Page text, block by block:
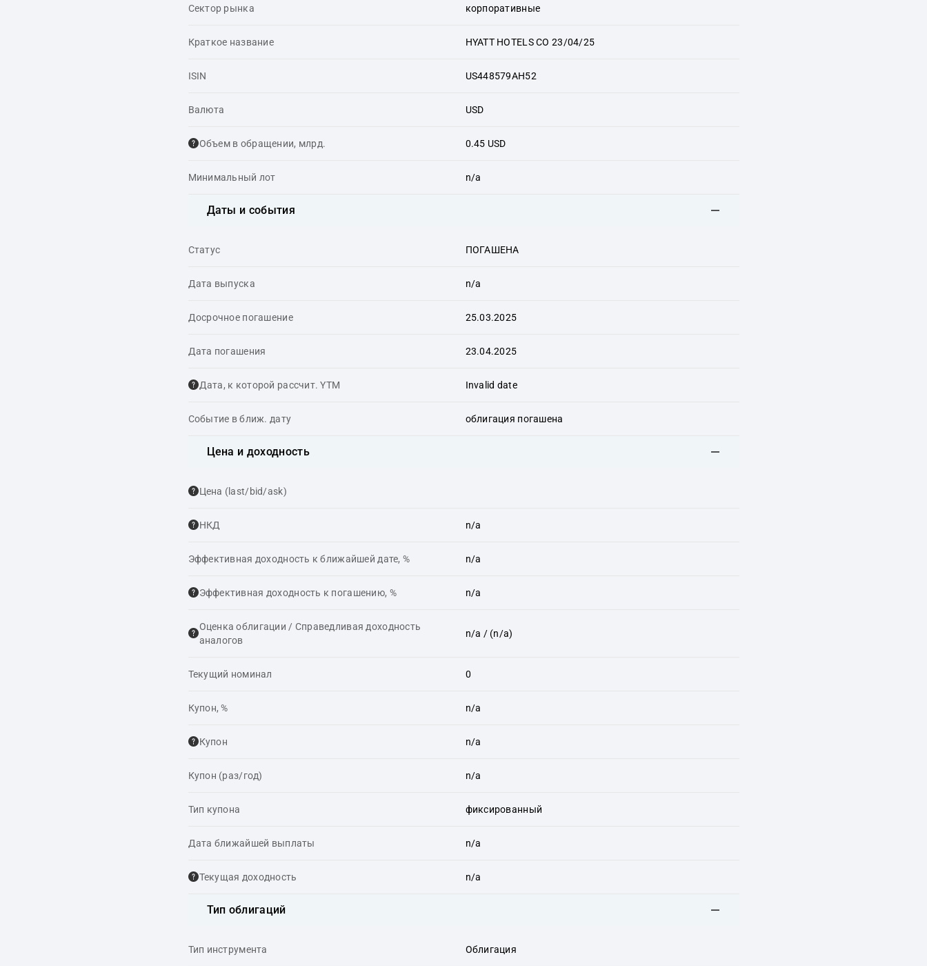
Сектор рынка корпоративные
Краткое название HYATT HOTELS CO 23/04/25
ISIN US448579AH52
Валюта USD
Объем в обращении, млрд. 0.45 USD
Минимальный лот n/a
Даты и события
Статус ПОГАШЕНА
Дата выпуска n/a
Досрочное погашение 25.03.2025
Дата погашения 23.04.2025
Дата, к которой рассчит. YTM Invalid date
Событие в ближ. дату облигация погашена
Цена и доходность
Цена (last/bid/ask)
НКД n/a
Эффективная доходность к ближайшей дате, % n/a
Эффективная доходность к погашению, % n/a
Оценка облигации / Справедливая доходность
аналогов
n/a / (n/a)
Текущий номинал 0
Купон, % n/a
Купон n/a
Купон (раз/год) n/a
Тип купона фиксированный
Дата ближайшей выплаты n/a
Текущая доходность n/a
Тип облигаций
Тип инструмента Облигация